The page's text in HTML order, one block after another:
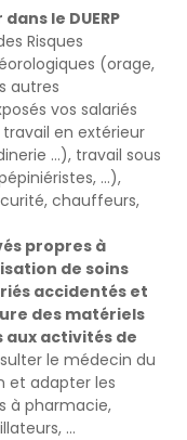
le DUERP
Risques
(orage,
autres
vos salariés
en extérieur
…), travail sous
…),
chauffeurs,
propres à
de soins
accidentés et
des matériels
aux activités de
le médecin du
et adapter les
à pharmacie,
…